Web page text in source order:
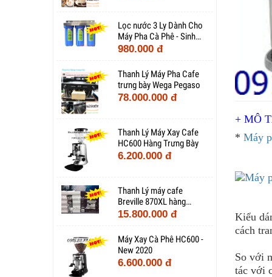
Lọc nước 3 Ly Dành Cho
Máy Pha Cà Phê - Sinh
Hoạt Gia Đình - Nuôi Cá
980.000 đ
Thanh Lý Máy Pha Cafe
trưng bày Wega Pegaso
78.000.000 đ
Thanh Lý Máy Xay Cafe
HC600 Hàng Trưng Bày
6.200.000 đ
Thanh Lý máy cafe
Breville 870XL hàng
trưng bày
15.800.000 đ
Máy Xay Cà Phê HC600 -
New 2020
6.600.000 đ
+ MÔ
* Máy
Kiểu
cách
So với
tác với